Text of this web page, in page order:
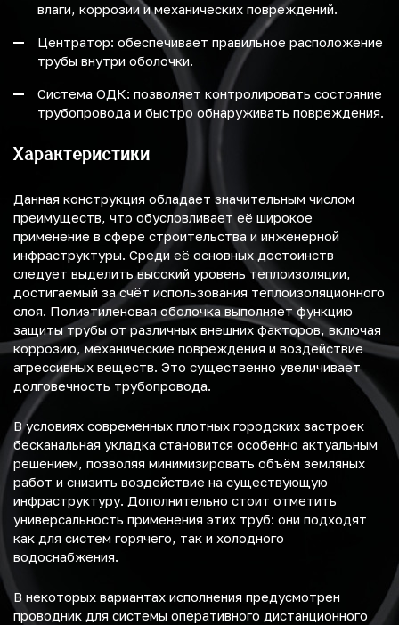
влаги, коррозии и механических повреждений.
Центратор: обеспечивает правильное расположение
трубы внутри оболочки.
Система ОДК: позволяет контролировать состояние
трубопровода и быстро обнаруживать повреждения.
Характеристики
Данная конструкция обладает значительным числом
преимуществ, что обусловливает её широкое
применение в сфере строительства и инженерной
инфраструктуры. Среди её основных достоинств
следует выделить высокий уровень теплоизоляции,
достигаемый за счёт использования теплоизоляционного
слоя. Полиэтиленовая оболочка выполняет функцию
защиты трубы от различных внешних факторов, включая
коррозию, механические повреждения и воздействие
агрессивных веществ. Это существенно увеличивает
долговечность трубопровода.
В условиях современных плотных городских застроек
бесканальная укладка становится особенно актуальным
решением, позволяя минимизировать объём земляных
работ и снизить воздействие на существующую
инфраструктуру. Дополнительно стоит отметить
универсальность применения этих труб: они подходят
как для систем горячего, так и холодного
водоснабжения.
В некоторых вариантах исполнения предусмотрен
проводник для системы оперативного дистанционного